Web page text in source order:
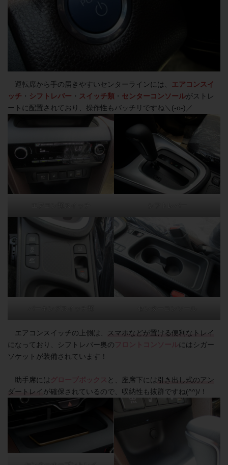
運転席から手の届きやすいセンターラインには、 エアコンスイ
ッチ ・ シフトレバー ・ スイッチ類 ・ センターコンソールがストレ
ートに配置されており、操作性もバッチリですね＼(-o-)／
エアコンスイッチの上側は、
スマホなどが置ける便利なトレイ
になっており、シフトレバー奥の
にはシガー
ソケットが装備されています！
助手席には と、座席下には 引き出し式のアン
ダートレイ が確保されているので、収納性も抜群ですね(^^)/！